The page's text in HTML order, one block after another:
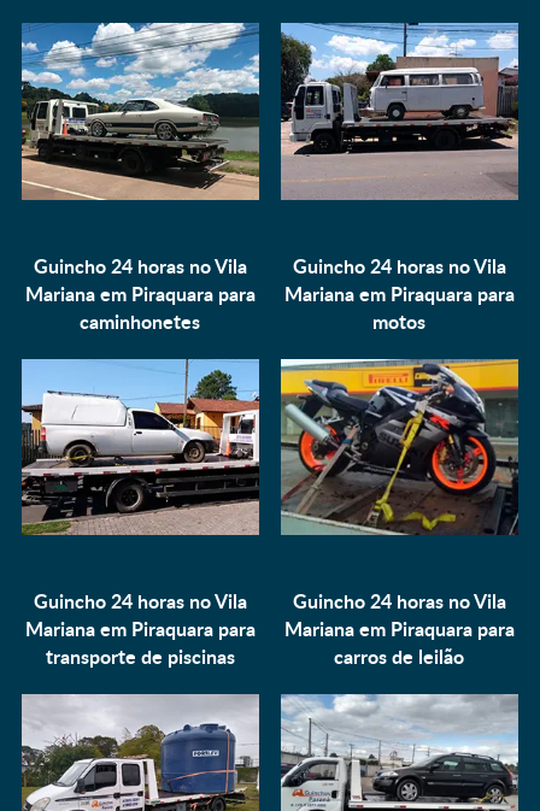
Guincho 24 horas no Vila
Mariana em Piraquara para
caminhonetes
Guincho 24 horas no Vila
Mariana em Piraquara para
motos
Guincho 24 horas no Vila
Mariana em Piraquara para
transporte de piscinas
Guincho 24 horas no Vila
Mariana em Piraquara para
carros de leilão